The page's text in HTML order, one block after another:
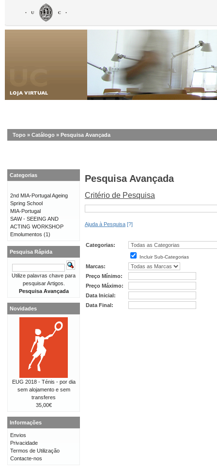
Topo » Catálogo » Pesquisa Avançada
Pesquisa Avançada
Critério de Pesquisa
Ajuda à Pesquisa [?]
Categorias:
Incluir Sub-Categorias
Marcas:
Preço Mínimo:
Preço Máximo:
Data Inicial:
Data Final:
Categorias
2nd MIA-Portugal Ageing
Spring School
MIA-Portugal
SAW - SEEING AND
ACTING WORKSHOP
Emolumentos (1)
Pesquisa Rápida
Utilize palavras chave para
pesquisar Artigos.
Pesquisa Avançada
Novidades
EUG 2018 - Ténis - por dia
sem alojamento e sem
transferes
35,00€
Informações
Envios
Privacidade
Termos de Utilização
Contacte-nos